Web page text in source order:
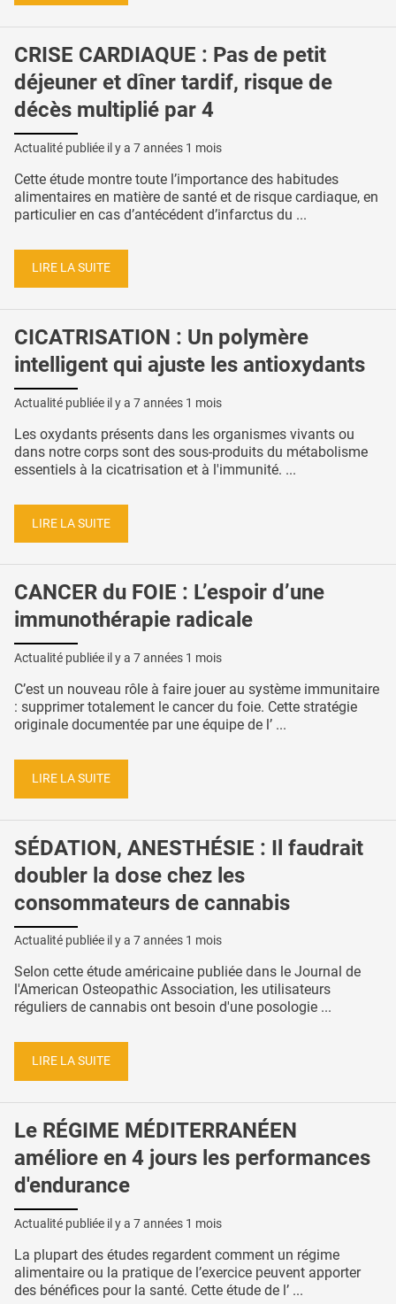
CRISE CARDIAQUE : Pas de petit
déjeuner et dîner tardif, risque de
décès multiplié par 4
Actualité publiée il y a 7 années 1 mois
Cette étude montre toute l’importance des habitudes
alimentaires en matière de santé et de risque cardiaque, en
particulier en cas d’antécédent d’infarctus du ...
LIRE LA SUITE
CICATRISATION : Un polymère
intelligent qui ajuste les antioxydants
Actualité publiée il y a 7 années 1 mois
Les oxydants présents dans les organismes vivants ou
dans notre corps sont des sous-produits du métabolisme
essentiels à la cicatrisation et à l'immunité. ...
LIRE LA SUITE
CANCER du FOIE : L’espoir d’une
immunothérapie radicale
Actualité publiée il y a 7 années 1 mois
C’est un nouveau rôle à faire jouer au système immunitaire
: supprimer totalement le cancer du foie. Cette stratégie
originale documentée par une équipe de l’ ...
LIRE LA SUITE
SÉDATION, ANESTHÉSIE : Il faudrait
doubler la dose chez les
consommateurs de cannabis
Actualité publiée il y a 7 années 1 mois
Selon cette étude américaine publiée dans le Journal de
l'American Osteopathic Association, les utilisateurs
réguliers de cannabis ont besoin d'une posologie ...
LIRE LA SUITE
Le RÉGIME MÉDITERRANÉEN
améliore en 4 jours les performances
d'endurance
Actualité publiée il y a 7 années 1 mois
La plupart des études regardent comment un régime
alimentaire ou la pratique de l’exercice peuvent apporter
des bénéfices pour la santé. Cette étude de l’ ...